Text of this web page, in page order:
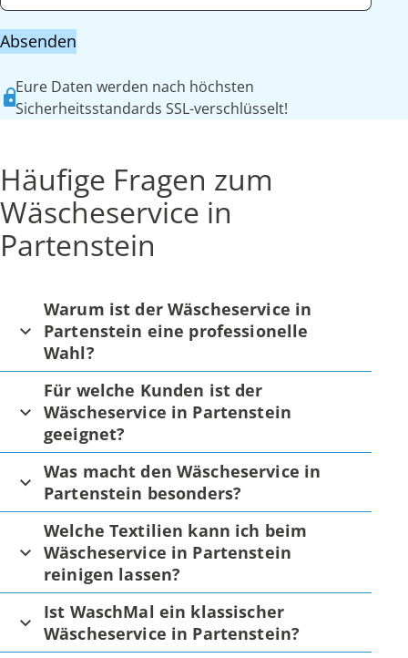
Absenden
Eure Daten werden nach höchsten
Sicherheitsstandards SSL-verschlüsselt!
Häufige Fragen zum
Wäscheservice in
Partenstein
Warum ist der Wäscheservice in
Partenstein eine professionelle
Wahl?
Für welche Kunden ist der
Wäscheservice in Partenstein
geeignet?
Was macht den Wäscheservice in
Partenstein besonders?
Welche Textilien kann ich beim
Wäscheservice in Partenstein
reinigen lassen?
Ist WaschMal ein klassischer
Wäscheservice in Partenstein?